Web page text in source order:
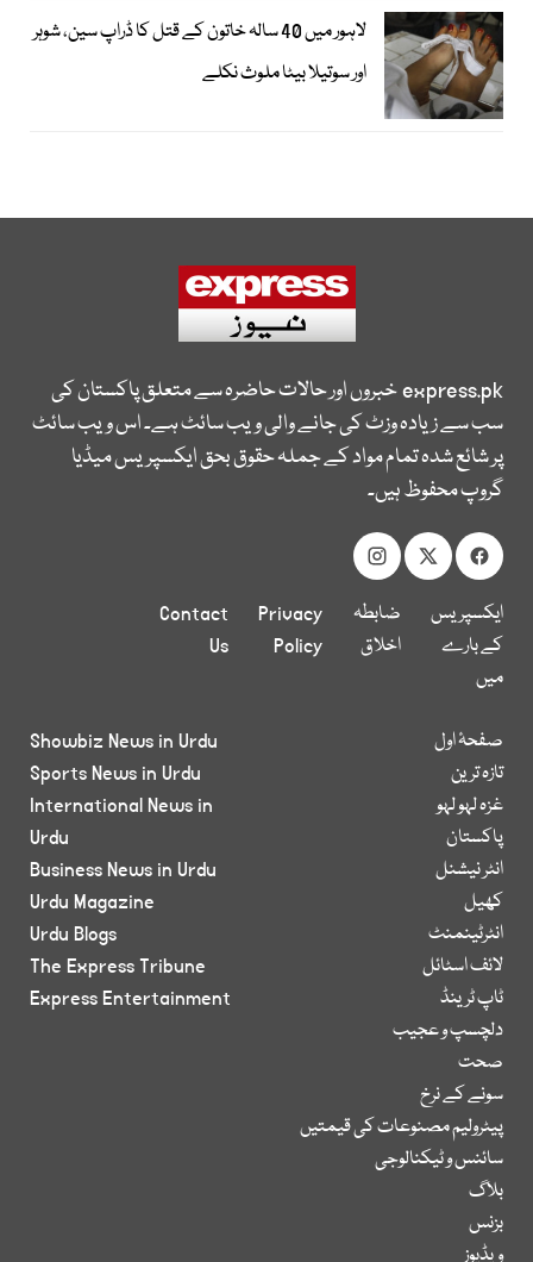
لاہور میں 40 سالہ خاتون کے قتل کا ڈراپ سین، شوہر
اور سوتیلا بیٹا ملوث نکلے
express.pkخبروں اور حالات حاضرہ سے متعلق پاکستان کی
سب سے زیادہ وزٹ کی جانے والی ویب سائٹ ہے۔ اس ویب سائٹ
پر شائع شدہ تمام مواد کے جملہ حقوق بحق ایکسپریس میڈیا
گروپ محفوظ ہیں۔
ایکسپریس
کے بارے
میں
ضابطہ
اخلاق
Privacy
Policy
Contact
Us
صفحۂ اول
تازہ ترین
غزہ لہو لہو
پاکستان
انٹر نیشنل
کھیل
انٹرٹینمنٹ
لائف اسٹائل
ٹاپ ٹرینڈ
دلچسپ و عجیب
صحت
سونے کے نرخ
پیٹرولیم مصنوعات کی قیمتیں
سائنس و ٹیکنالوجی
بلاگ
بزنس
ویڈیوز
Showbiz News in Urdu
Sports News in Urdu
International News in
Urdu
Business News in Urdu
Urdu Magazine
Urdu Blogs
The Express Tribune
Express Entertainment